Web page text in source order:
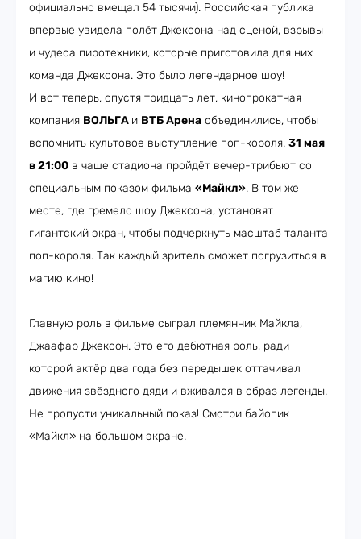
официально вмещал 54 тысячи). Российская публика
впервые увидела полёт Джексона над сценой, взрывы
и чудеса пиротехники, которые приготовила для них
команда Джексона. Это было легендарное шоу!
И вот теперь, спустя тридцать лет, кинопрокатная
компания ВОЛЬГА и ВТБ Арена объединились, чтобы
вспомнить культовое выступление поп-короля. 31 мая
в 21:00 в чаше стадиона пройдёт вечер-трибьют со
специальным показом фильма «Майкл». В том же
месте, где гремело шоу Джексона, установят
гигантский экран, чтобы подчеркнуть масштаб таланта
поп-короля. Так каждый зритель сможет погрузиться в
магию кино!
Главную роль в фильме сыграл племянник Майкла,
Джаафар Джексон. Это его дебютная роль, ради
которой актёр два года без передышек оттачивал
движения звёздного дяди и вживался в образ легенды.
Не пропусти уникальный показ! Смотри байопик
«Майкл» на большом экране.